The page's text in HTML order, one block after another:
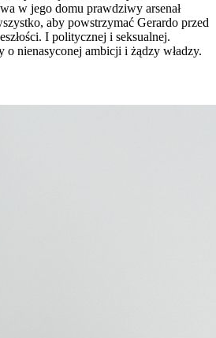
w jego domu prawdziwy arsenał
aby powstrzymać Gerardo przed
I politycznej i seksualnej.
nienasyconej ambicji i żądzy władzy.